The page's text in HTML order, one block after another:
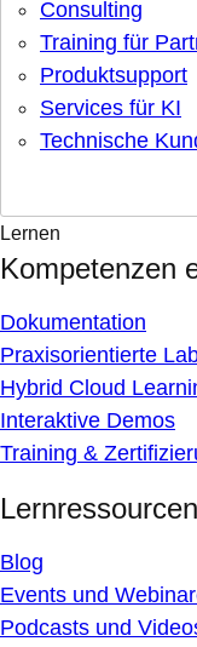
Consulting
Training für
Produktsupport
Services für KI
Technische
Lernen
Kompetenzen
Dokumentation
Praxisorientierte
Hybrid Cloud
Interaktive Demos
Training &
Lernressourcen
Blog
Events und
Podcasts und